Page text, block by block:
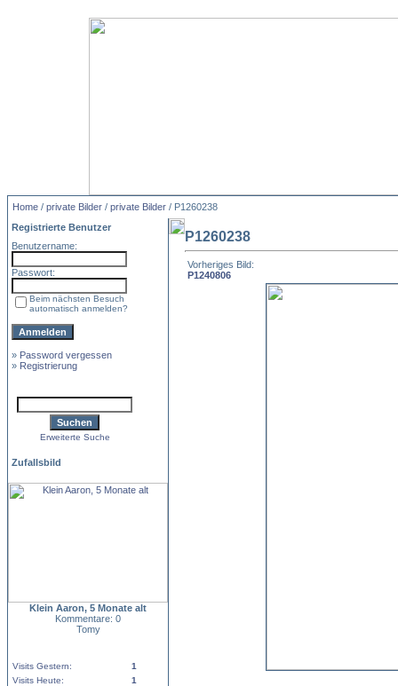
Home / private Bilder / private Bilder / P1260238
Registrierte Benutzer
Benutzername:
Passwort:
Beim nächsten Besuch
automatisch anmelden?
» Password vergessen
» Registrierung
Erweiterte Suche
Zufallsbild
Klein Aaron, 5 Monate alt
Kommentare: 0
Tomy
Visits Gestern:
1
Visits Heute:
1
P1260238
Vorheriges Bild:
P1240806